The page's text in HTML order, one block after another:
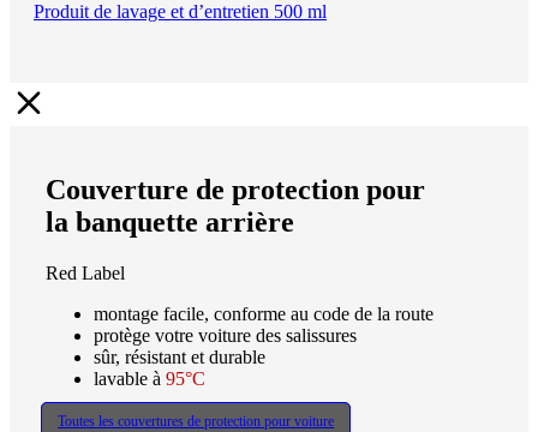
Produit de lavage et d’entretien 500 ml
Couverture de protection pour
la banquette arrière
Red Label
montage facile, conforme au code de la route
protège votre voiture des salissures
sûr, résistant et durable
lavable à 95°C
Toutes les couvertures de protection pour voiture